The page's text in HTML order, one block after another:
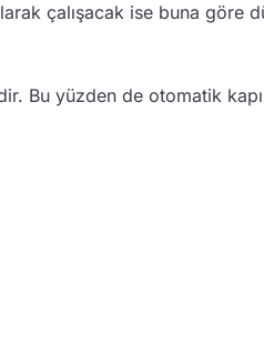
çalışacak ise buna göre
Bu yüzden de otomatik